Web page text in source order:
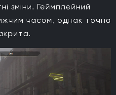
зміни. Геймплейний
часом, однак точна